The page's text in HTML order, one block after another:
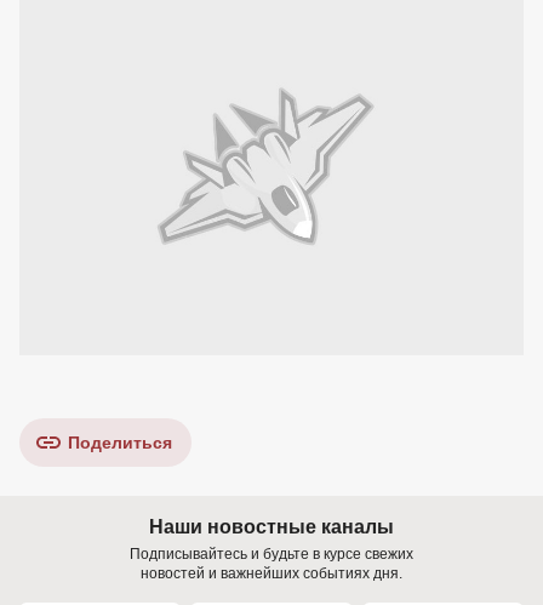
Поделиться
Наши новостные каналы
Подписывайтесь и будьте в курсе свежих
новостей и важнейших событиях дня.